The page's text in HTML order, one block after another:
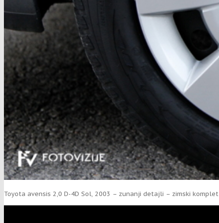
Toyota avensis 2,0 D-4D Sol, 2003 – zunanji detajli – zimski